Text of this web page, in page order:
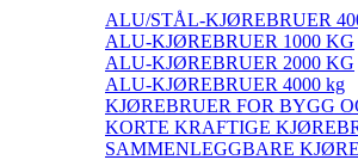
ALU/STÅL-KJØREBRUER
ALU-KJØREBRUER 1000 KG
ALU-KJØREBRUER 2000 KG
ALU-KJØREBRUER 4000 kg
KJØREBRUER FOR BYGG
KORTE KRAFTIGE
SAMMENLEGGBARE